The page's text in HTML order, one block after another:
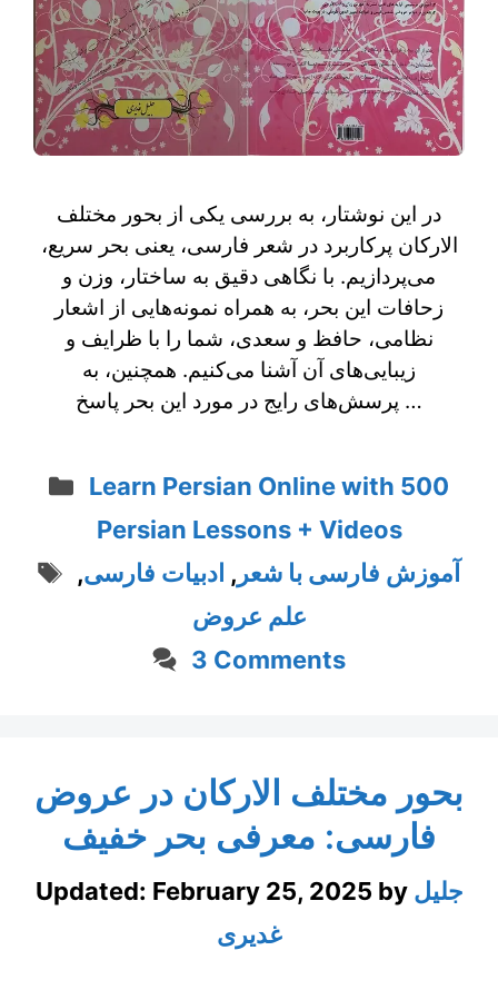
در این نوشتار، به بررسی یکی از بحور مختلف
الارکان پرکاربرد در شعر فارسی، یعنی بحر سریع،
می‌پردازیم. با نگاهی دقیق به ساختار، وزن و
زحافات این بحر، به همراه نمونه‌هایی از اشعار
نظامی، حافظ و سعدی، شما را با ظرایف و
زیبایی‌های آن آشنا می‌کنیم. همچنین، به
پرسش‌های رایج در مورد این بحر پاسخ …
Categories
Learn Persian Online with 500
Persian Lessons + Videos
Tags
آموزش فارسی با شعر , ادبیات فارسی,
علم عروض
3 Comments
بحور مختلف الارکان در عروض
فارسی: معرفی بحر خفیف
Updated: February 25, 2025 by جلیل
غدیری